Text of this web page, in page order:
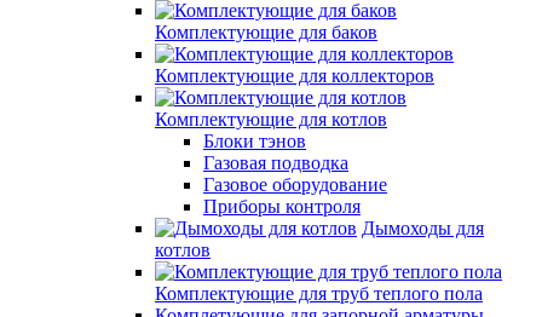
Комплектующие для баков
Комплектующие для коллекторов
Комплектующие для котлов
Блоки тэнов
Газовая подводка
Газовое оборудование
Приборы контроля
Дымоходы для
котлов
Комплектующие для труб теплого пола